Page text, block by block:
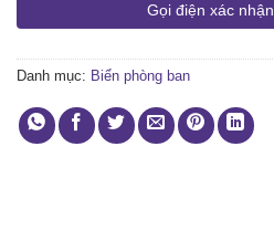
Gọi điện xác nhận
Danh mục: Biển phòng ban